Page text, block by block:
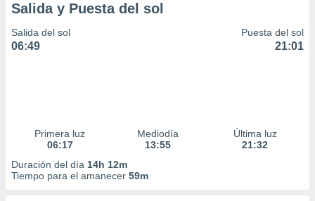
Salida y Puesta del sol
Salida del sol
06:49
Puesta del sol
21:01
Primera luz
06:17
Mediodía
13:55
Última luz
21:32
Duración del día 14h 12m
Tiempo para el amanecer 59m